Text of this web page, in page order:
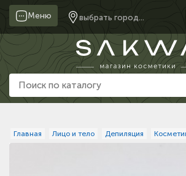
Меню выбрать город...
Главная Лицо и тело Депиляция